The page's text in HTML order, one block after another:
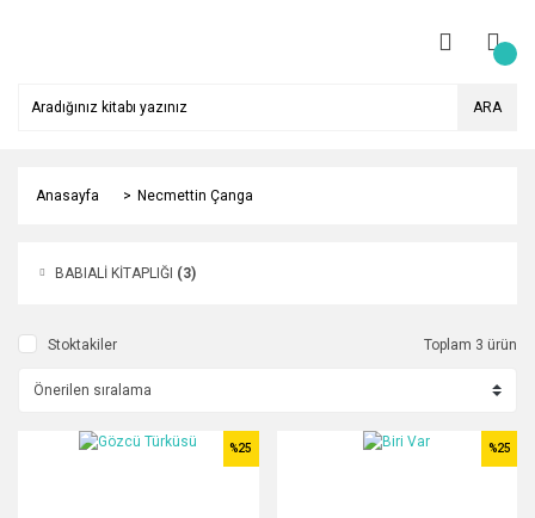
ARA
Anasayfa Necmettin Çanga
BABIALİ KİTAPLIĞI (3)
Stoktakiler Toplam 3 ürün
%25 %25